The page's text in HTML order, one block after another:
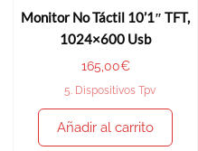
Monitor No Táctil 10’1″ TFT,
1024×600 Usb
165,00€
5. Dispositivos Tpv
Añadir al carrito